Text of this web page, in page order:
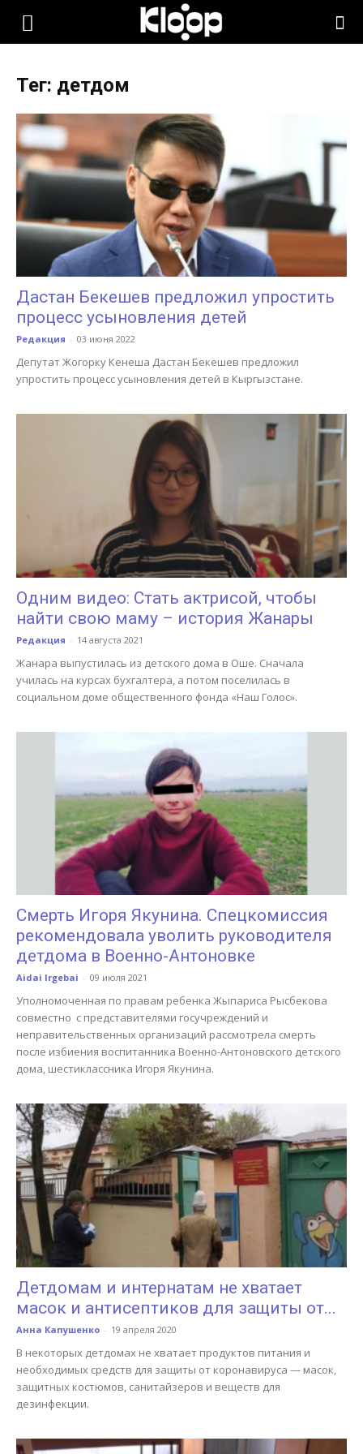
KLOOP.KG
Новости
Кыргызстана
Тег: детдом
Дастан Бекешев предложил упростить
процесс усыновления детей
Редакция - 03 июня 2022
Депутат Жогорку Кенеша Дастан Бекешев предложил
упростить процесс усыновления детей в Кыргызстане.
Одним видео: Стать актрисой, чтобы
найти свою маму – история Жанары
Редакция - 14 августа 2021
Жанара выпустилась из детского дома в Оше. Сначала
училась на курсах бухгалтера, а потом поселилась в
социальном доме общественного фонда «Наш Голос».
Смерть Игоря Якунина. Спецкомиссия
рекомендовала уволить руководителя
детдома в Военно-Антоновке
Aidai Irgebai - 09 июля 2021
Уполномоченная по правам ребенка Жыпариса Рысбекова
совместно с представителями госучреждений и
неправительственных организаций рассмотрела смерть
после избиения воспитанника Военно-Антоновского детского
дома, шестиклассника Игоря Якунина.
Детдомам и интернатам не хватает
масок и антисептиков для защиты от...
Анна Капушенко - 19 апреля 2020
В некоторых детдомах не хватает продуктов питания и
необходимых средств для защиты от коронавируса — масок,
защитных костюмов, санитайзеров и веществ для
дезинфекции.